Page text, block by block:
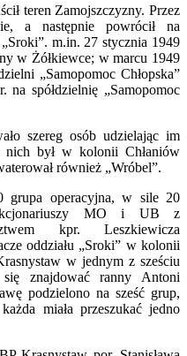
teren Zamojszczyzny. Przez
a następnie powrócił na
m.in. 27 stycznia 1949
w Żółkiewce; w marcu 1949
„Samopomoc Chłopska”
spółdzielnię „Samopomoc
szereg osób udzielając im
nich był w kolonii Chłaniów
również „Wróbel”.
operacyjna, w sile 20
MO i UB z
kpr. Leszkiewicza
oddziału „Sroki” w kolonii
w jednym z sześciu
się znajdować ranny Antoni
podzielono na sześć grup,
miała przeszukać jedno